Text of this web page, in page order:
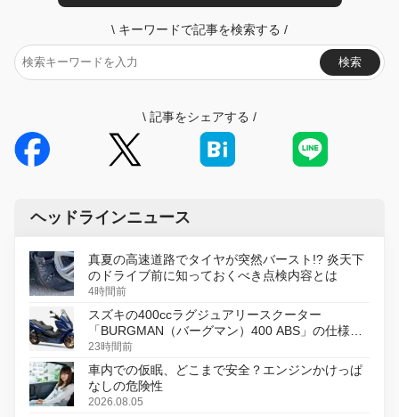
\ キーワードで記事を検索する /
検索
\ 記事をシェアする /
ヘッドラインニュース
真夏の高速道路でタイヤが突然バースト!? 炎天下
のドライブ前に知っておくべき点検内容とは
4時間前
スズキの400ccラグジュアリースクーター
「BURGMAN（バーグマン）400 ABS」の仕様を
変更し、8月18日に発売
23時間前
車内での仮眠、どこまで安全？エンジンかけっぱ
なしの危険性
2026.08.05